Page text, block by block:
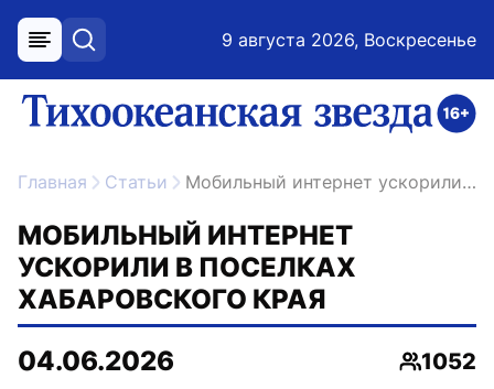
меню поиск 9 августа 2026, Воскресенье
ссылка на главную
Главная Статьи Мобильный интернет ускорили в поселках Хабаровского края
МОБИЛЬНЫЙ ИНТЕРНЕТ
УСКОРИЛИ В ПОСЕЛКАХ
ХАБАРОВСКОГО КРАЯ
04.06.2026
1052